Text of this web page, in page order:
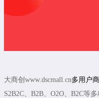
大商创www.dscmall.cn多用户
S2B2C、B2B、O2O、B2C等